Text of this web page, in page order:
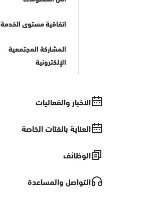
اتفاقية مستوى الخدمة
المشاركة المجتمعية
الإلكترونية
الأخبار والفعاليات
العناية بالفئات الخاصة
الوظائف
التواصل والمساعدة